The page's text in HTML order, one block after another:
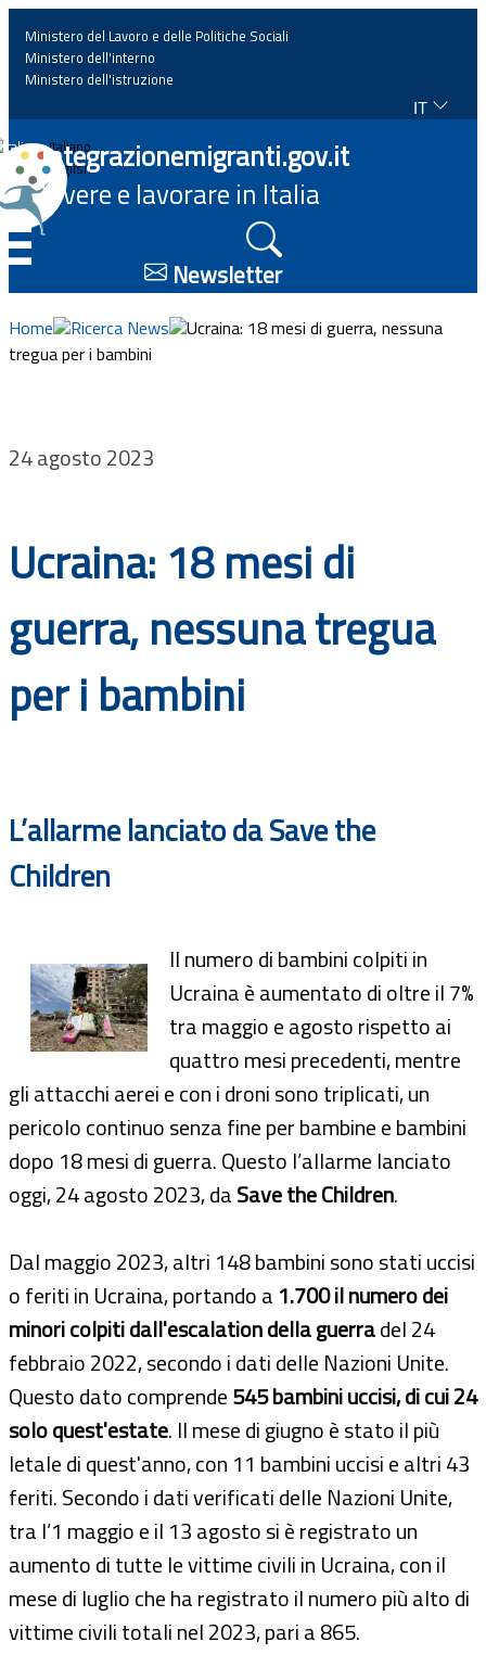
Home
News
Approfondimenti
Eventi
Progetti
Bandi
Guide
Ministero del Lavoro e delle Politiche Sociali
Ministero dell'interno
Ministero dell'istruzione
IT
Italiano
English
Integrazionemigranti.gov.it
Vivere e lavorare in Italia
Newsletter
Home Ricerca News
Ucraina: 18 mesi di guerra, nessuna
tregua per i bambini
24 agosto 2023
Ucraina: 18 mesi di
guerra, nessuna tregua
per i bambini
L’allarme lanciato da Save the
Children
Il numero di bambini colpiti in
Ucraina è aumentato di oltre il 7%
tra maggio e agosto rispetto ai
quattro mesi precedenti, mentre
gli attacchi aerei e con i droni sono triplicati, un
pericolo continuo senza fine per bambine e bambini
dopo 18 mesi di guerra. Questo l’allarme lanciato
oggi, 24 agosto 2023, daSave the Children.
Dal maggio 2023, altri 148 bambini sono stati uccisi
o feriti in Ucraina, portando a 1.700 il numero dei
minori colpiti dall'escalation della guerradel 24
febbraio 2022, secondo i dati delle Nazioni Unite.
Questo dato comprende545 bambini uccisi, di cui 24
solo quest'estate. Il mese di giugno è stato il più
letale di quest'anno, con 11 bambini uccisi e altri 43
feriti. Secondo i dati verificati delle Nazioni Unite,
tra l’1 maggio e il 13 agosto si è registrato un
aumento di tutte le vittime civili in Ucraina, con il
mese di luglio che ha registrato il numero più alto di
vittime civili totali nel 2023, pari a 865.